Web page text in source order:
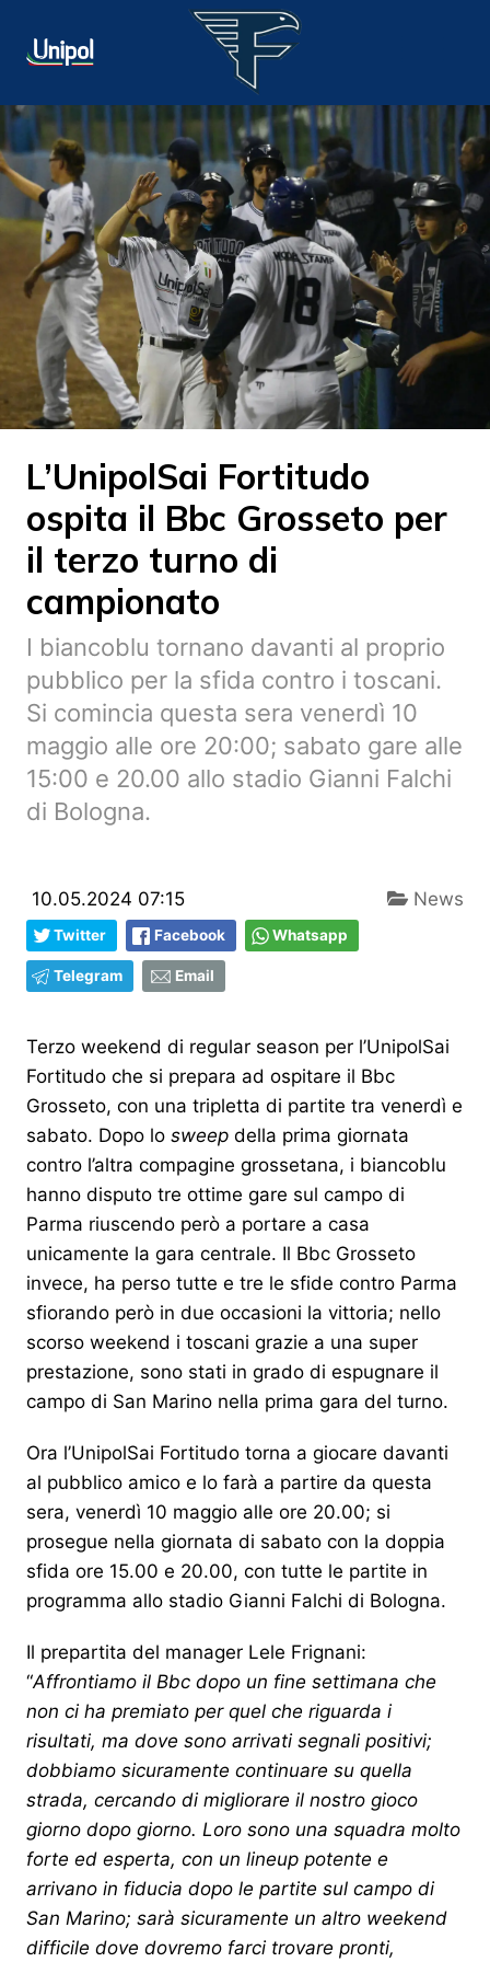
L’UnipolSai Fortitudo
ospita il Bbc Grosseto per
il terzo turno di
campionato
I biancoblu tornano davanti al proprio
pubblico per la sfida contro i toscani.
Si comincia questa sera venerdì 10
maggio alle ore 20:00; sabato gare alle
15:00 e 20.00 allo stadio Gianni Falchi
di Bologna.
10.05.2024 07:15 News
Twitter Facebook Whatsapp
Telegram Email
Terzo weekend di regular season per l’UnipolSai
Fortitudo che si prepara ad ospitare il Bbc
Grosseto, con una tripletta di partite tra venerdì e
sabato. Dopo lo sweep della prima giornata
contro l’altra compagine grossetana, i biancoblu
hanno disputo tre ottime gare sul campo di
Parma riuscendo però a portare a casa
unicamente la gara centrale. Il Bbc Grosseto
invece, ha perso tutte e tre le sfide contro Parma
sfiorando però in due occasioni la vittoria; nello
scorso weekend i toscani grazie a una super
prestazione, sono stati in grado di espugnare il
campo di San Marino nella prima gara del turno.
Ora l’UnipolSai Fortitudo torna a giocare davanti
al pubblico amico e lo farà a partire da questa
sera, venerdì 10 maggio alle ore 20.00; si
prosegue nella giornata di sabato con la doppia
sfida ore 15.00 e 20.00, con tutte le partite in
programma allo stadio Gianni Falchi di Bologna.
Il prepartita del manager Lele Frignani:
“Affrontiamo il Bbc dopo un fine settimana che
non ci ha premiato per quel che riguarda i
risultati, ma dove sono arrivati segnali positivi;
dobbiamo sicuramente continuare su quella
strada, cercando di migliorare il nostro gioco
giorno dopo giorno. Loro sono una squadra molto
forte ed esperta, con un lineup potente e
arrivano in fiducia dopo le partite sul campo di
San Marino; sarà sicuramente un altro weekend
difficile dove dovremo farci trovare pronti,